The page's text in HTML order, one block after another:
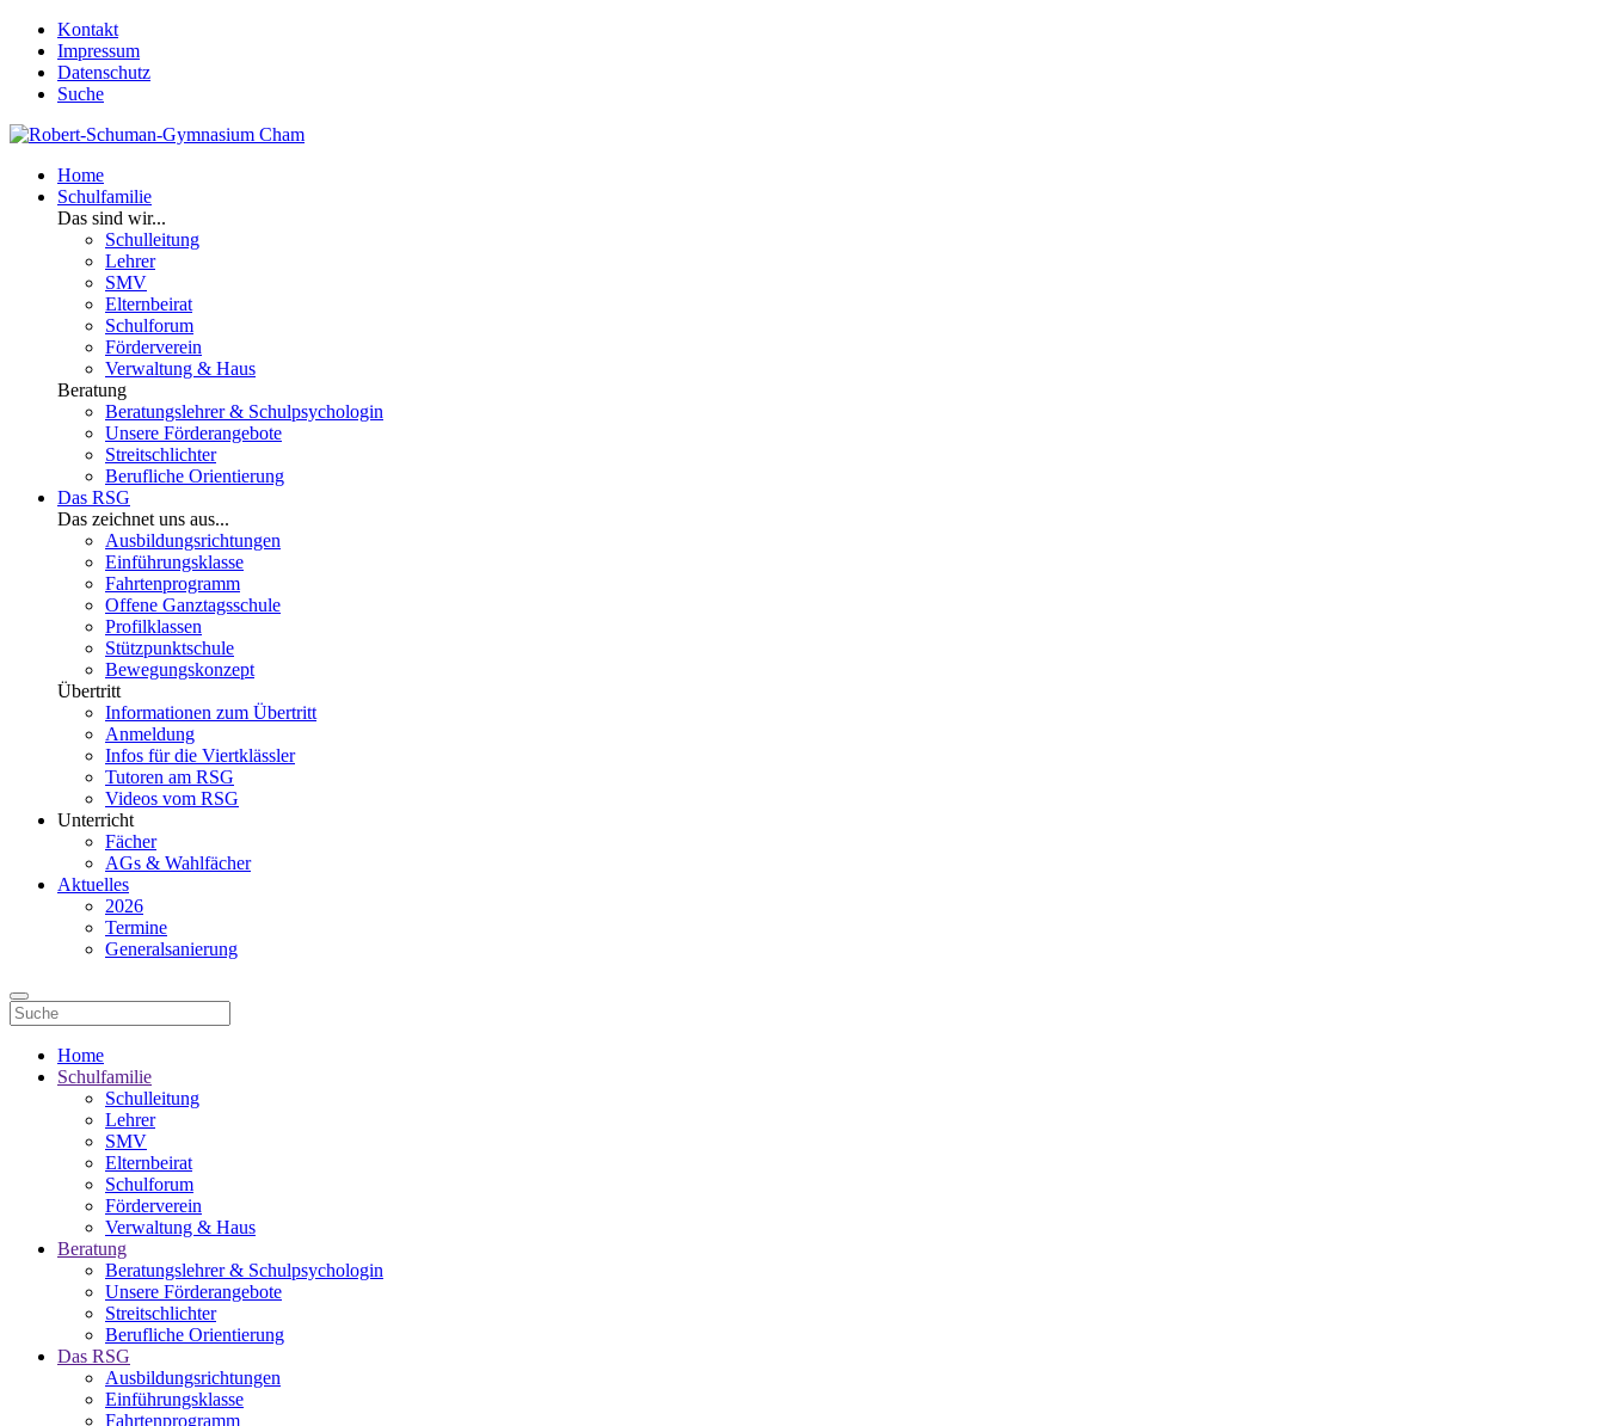
Kontakt
Impressum
Datenschutz
Suche
Home
Schulfamilie
Das sind wir...
Schulleitung
Lehrer
SMV
Elternbeirat
Schulforum
Förderverein
Verwaltung & Haus
Beratung
Beratungslehrer & Schulpsychologin
Unsere Förderangebote
Streitschlichter
Berufliche Orientierung
Das RSG
Das zeichnet uns aus...
Ausbildungsrichtungen
Einführungsklasse
Fahrtenprogramm
Offene Ganztagsschule
Profilklassen
Stützpunktschule
Bewegungskonzept
Übertritt
Informationen zum Übertritt
Anmeldung
Infos für die Viertklässler
Tutoren am RSG
Videos vom RSG
Unterricht
Fächer
AGs & Wahlfächer
Aktuelles
2026
Termine
Generalsanierung
Home
Schulfamilie
Schulleitung
Lehrer
SMV
Elternbeirat
Schulforum
Förderverein
Verwaltung & Haus
Beratung
Beratungslehrer & Schulpsychologin
Unsere Förderangebote
Streitschlichter
Berufliche Orientierung
Das RSG
Ausbildungsrichtungen
Einführungsklasse
Fahrtenprogramm